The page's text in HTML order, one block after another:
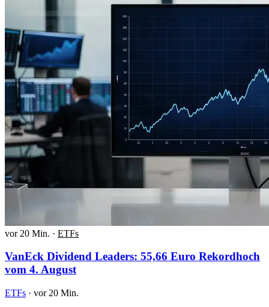
vor 20 Min. · ETFs
VanEck Dividend Leaders: 55,66 Euro Rekordhoch
vom 4. August
ETFs · vor 20 Min.